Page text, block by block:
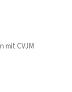
mit CVJM